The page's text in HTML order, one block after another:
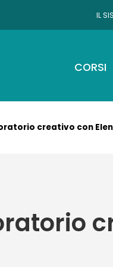
IL
CORSI
creativo con